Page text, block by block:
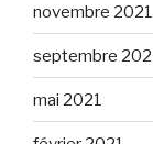
novembre 2021
septembre
mai 2021